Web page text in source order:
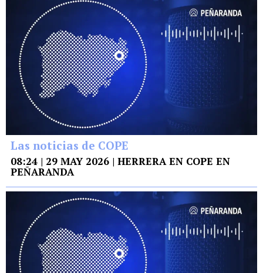
Las noticias de COPE
08:24 | 29 MAY 2026 | HERRERA EN COPE EN
PEÑARANDA